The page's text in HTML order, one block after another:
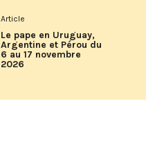
Article
Le pape en Uruguay,
Argentine et Pérou du
6 au 17 novembre
2026